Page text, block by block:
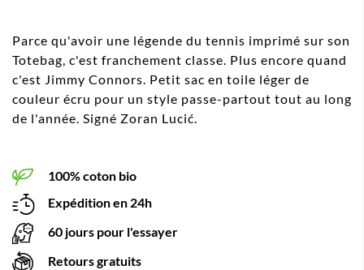
Parce qu'avoir une légende du tennis imprimé sur son
Totebag, c'est franchement classe. Plus encore quand
c'est Jimmy Connors. Petit sac en toile léger de
couleur écru pour un style passe-partout tout au long
de l'année. Signé Zoran Lucić.
100% coton bio
Expédition en 24h
60 jours pour l'essayer
Retours gratuits